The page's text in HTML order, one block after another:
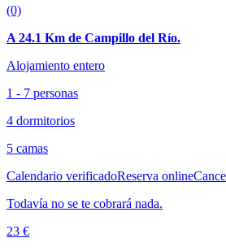
(0)
A 24.1 Km de Campillo del Río.
Alojamiento entero
1 - 7 personas
4 dormitorios
5 camas
Calendario verificadoReserva online
Todavía no se te cobrará nada.
23 €